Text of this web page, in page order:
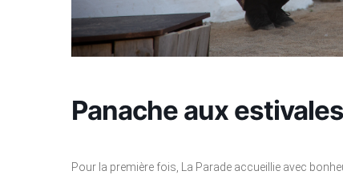
Panache aux
Pour la première fois, La Parade accueillie avec